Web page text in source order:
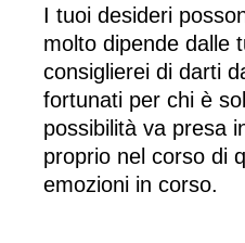
I tuoi desideri
molto dipende dalle
consiglierei di darti
fortunati per chi è
possibilità va presa
proprio nel corso di
emozioni in corso.